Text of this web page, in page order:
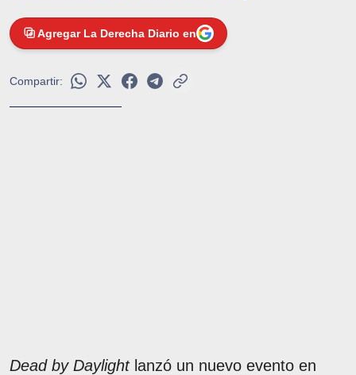
Agregar La Derecha Diario en
Compartir:
Dead by Daylightlanzó un nuevo evento en